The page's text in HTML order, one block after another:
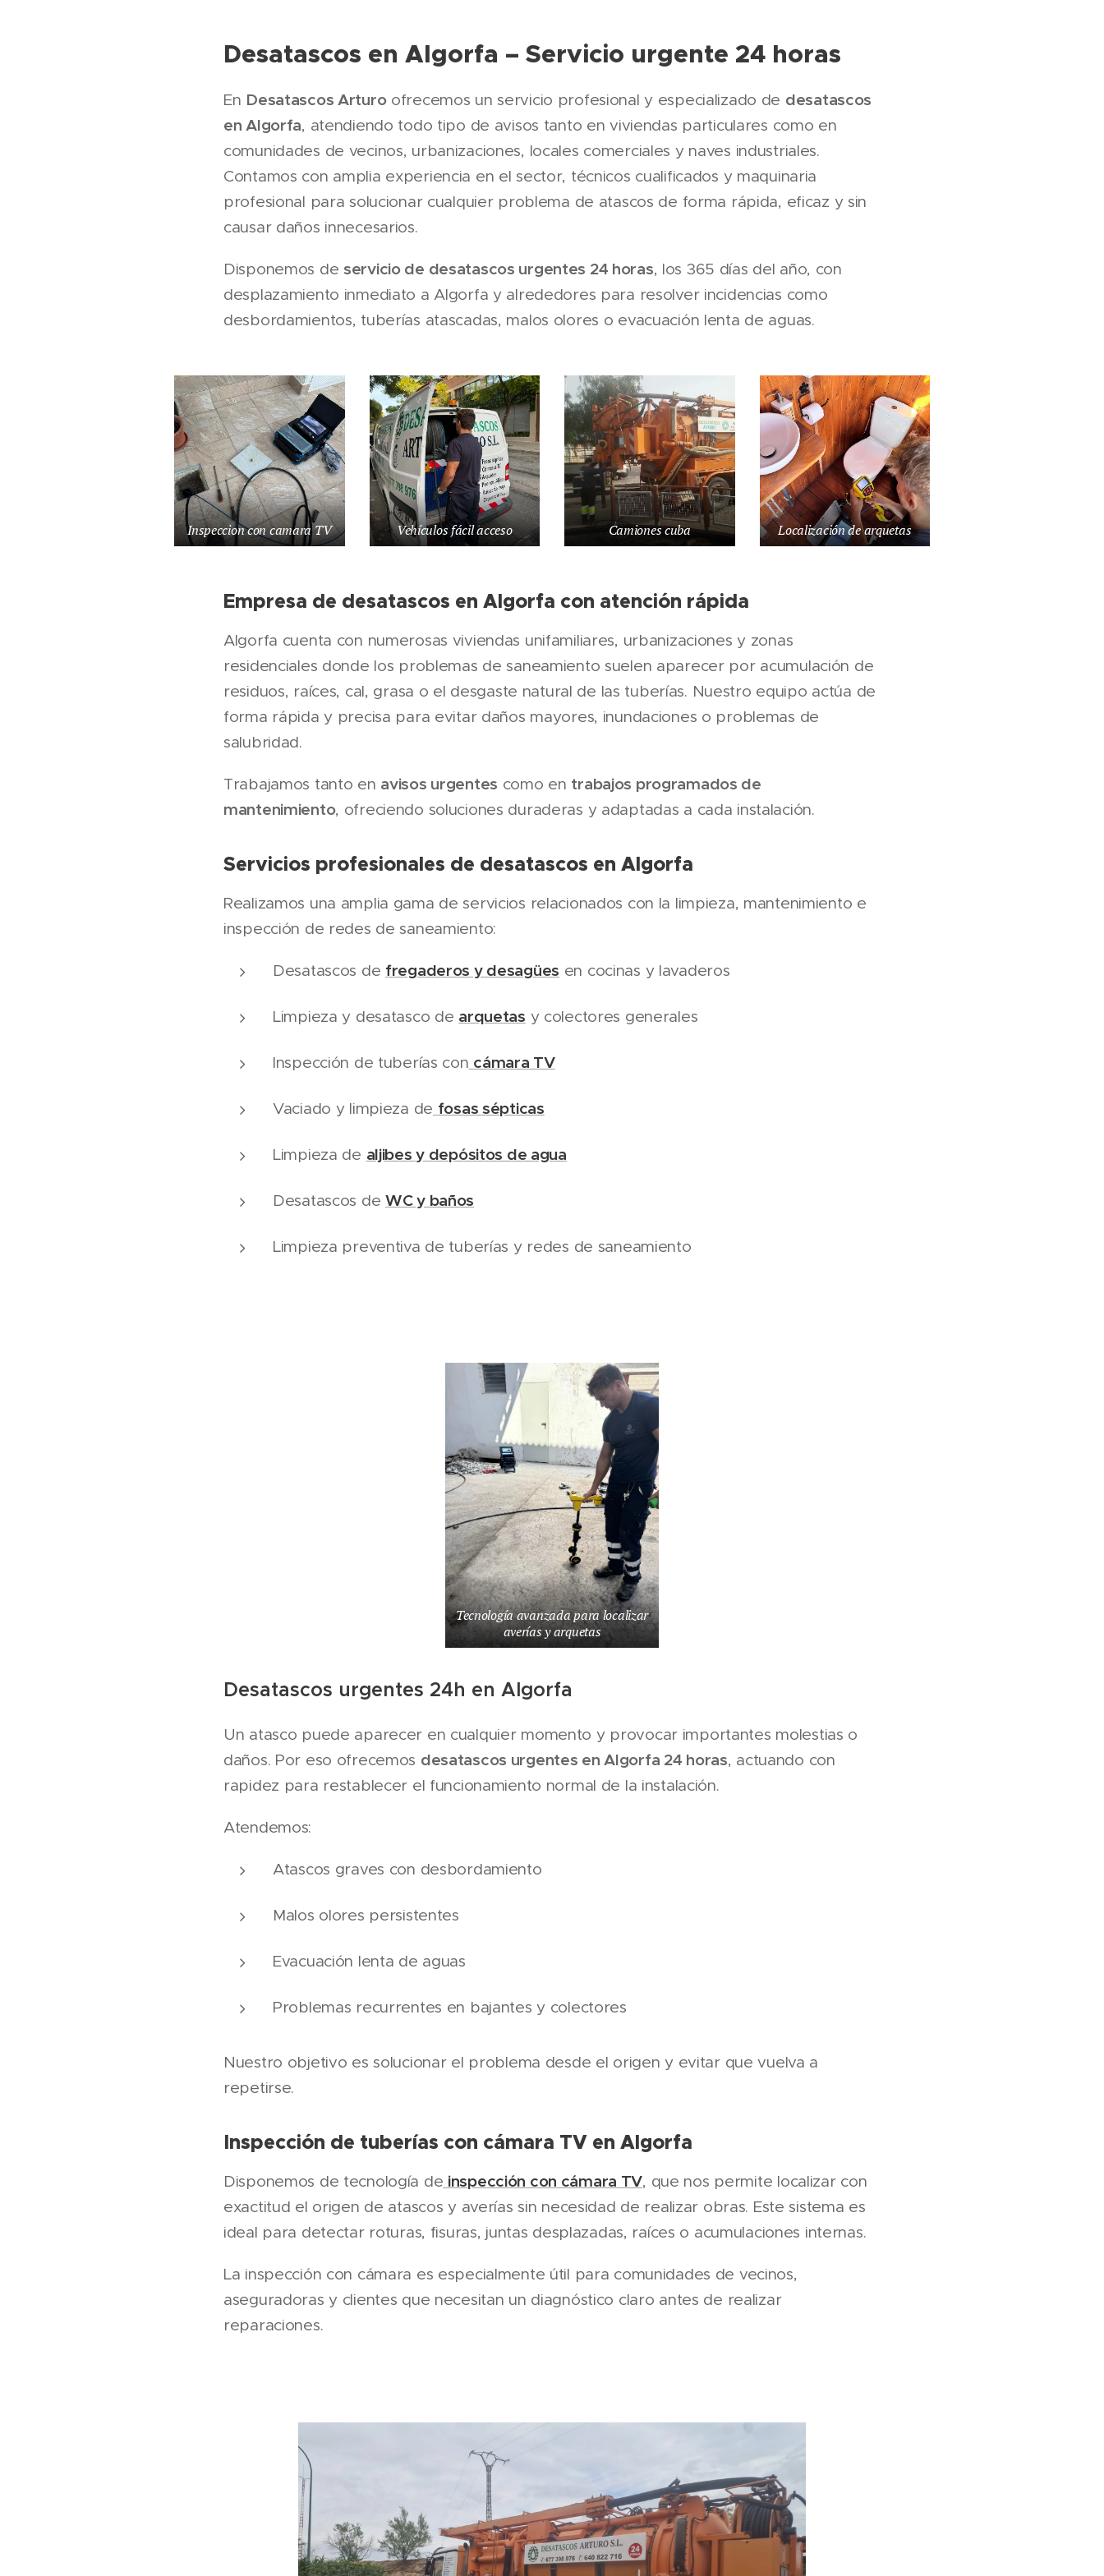
Desatascos en Algorfa – Servicio urgente 24 horas
En Desatascos Arturoofrecemos un servicio profesional y especializado de desatascos
en Algorfa, atendiendo todo tipo de avisos tanto en viviendas particulares como en
comunidades de vecinos, urbanizaciones, locales comerciales y naves industriales.
Contamos con amplia experiencia en el sector, técnicos cualificados y maquinaria
profesional para solucionar cualquier problema de atascos de forma rápida, eficaz y sin
causar daños innecesarios.
Disponemos deservicio de desatascos urgentes 24 horas, los 365 días del año, con
desplazamiento inmediato a Algorfa y alrededores para resolver incidencias como
desbordamientos, tuberías atascadas, malos olores o evacuación lenta de aguas.
Inspeccion con camara TV Vehículos fácil acceso Camiones cuba Localización de arquetas
Empresa de desatascos en Algorfa con atención rápida
Algorfa cuenta con numerosas viviendas unifamiliares, urbanizaciones y zonas
residenciales donde los problemas de saneamiento suelen aparecer por acumulación de
residuos, raíces, cal, grasa o el desgaste natural de las tuberías. Nuestro equipo actúa de
forma rápida y precisa para evitar daños mayores, inundaciones o problemas de
salubridad.
Trabajamos tanto en avisos urgentes como en trabajos programados de
mantenimiento, ofreciendo soluciones duraderas y adaptadas a cada instalación.
Servicios profesionales de desatascos en Algorfa
Realizamos una amplia gama de servicios relacionados con la limpieza, mantenimiento e
inspección de redes de saneamiento:
Desatascos de fregaderos y desagües en cocinas y lavaderos
Limpieza y desatasco de arquetas y colectores generales
Inspección de tuberías con cámara TV
Vaciado y limpieza de fosas sépticas
Limpieza de aljibes y depósitos de agua
Desatascos deWC y baños
Limpieza preventiva de tuberías y redes de saneamiento
Tecnología avanzada para localizar
averías y arquetas
Desatascos urgentes 24h en Algorfa
Un atasco puede aparecer en cualquier momento y provocar importantes molestias o
daños. Por eso ofrecemos desatascos urgentes en Algorfa 24 horas, actuando con
rapidez para restablecer el funcionamiento normal de la instalación.
Atendemos:
Atascos graves con desbordamiento
Malos olores persistentes
Evacuación lenta de aguas
Problemas recurrentes en bajantes y colectores
Nuestro objetivo es solucionar el problema desde el origen y evitar que vuelva a
repetirse.
Inspección de tuberías con cámara TV en Algorfa
Disponemos de tecnología de inspección con cámara TV, que nos permite localizar con
exactitud el origen de atascos y averías sin necesidad de realizar obras. Este sistema es
ideal para detectar roturas, fisuras, juntas desplazadas, raíces o acumulaciones internas.
La inspección con cámara es especialmente útil para comunidades de vecinos,
aseguradoras y clientes que necesitan un diagnóstico claro antes de realizar
reparaciones.